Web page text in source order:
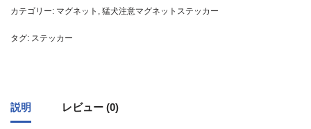
カテゴリー: マグネット , 猛犬注意マグネットステッカー
タグ: ステッカー
説明 レビュー (0)